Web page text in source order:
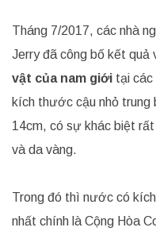
Tháng 7/2017, các nhà
Jerry đã công bố kết quả
vật của nam giới tại
kích thước cậu nhỏ trung
14cm, có sự khác biệt
và da vàng.
Trong đó thì nước có
nhất chính là Cộng Hòa